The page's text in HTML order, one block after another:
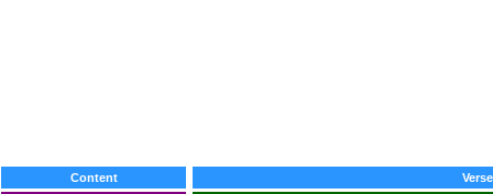
Content
Verse